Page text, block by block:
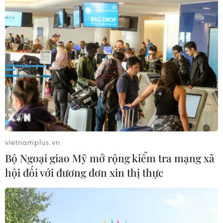
30/07/2026 03:59
Pin xe điện - lời giải của bài toán
nguồn điện cho AI
30/07/2026 01:35
Kia đầu tư 649 triệu USD sản xuất ôtô
điện tại Mexico
29/07/2026 23:45
Động đất tại Kumamoto làm đình trệ
chuỗi cung ứng bán dẫn và ôtô Nhật
Bản
vietnamplus.vn
Bộ Ngoại giao Mỹ mở rộng kiểm tra mạng xã
hội đối với đương đơn xin thị thực